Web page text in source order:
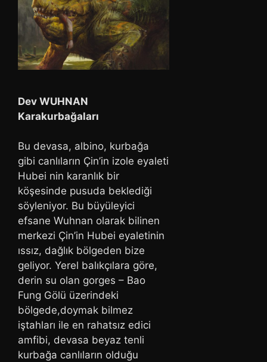
Dev WUHNAN
Karakurbağaları
Bu devasa, albino, kurbağa
gibi canlıların Çin’in izole eyaleti
Hubei nin karanlık bir
köşesinde pusuda beklediği
söyleniyor. Bu büyüleyici
efsane Wuhnan olarak bilinen
merkezi Çin’in Hubei eyaletinin
ıssız, dağlık bölgeden bize
geliyor. Yerel balıkçılara göre,
derin su olan gorges – Bao
Fung Gölü üzerindeki
bölgede,doymak bilmez
iştahları ile en rahatsız edici
amfibi, devasa beyaz tenli
kurbağa canlıların olduğu